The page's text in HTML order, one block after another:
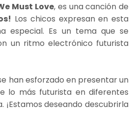
Must Love, es una canción de
Los chicos expresan en esta
especial. Es un tema que se
un ritmo electrónico futurista
han esforzado en presentar un
lo más futurista en diferentes
deseando descubrirla